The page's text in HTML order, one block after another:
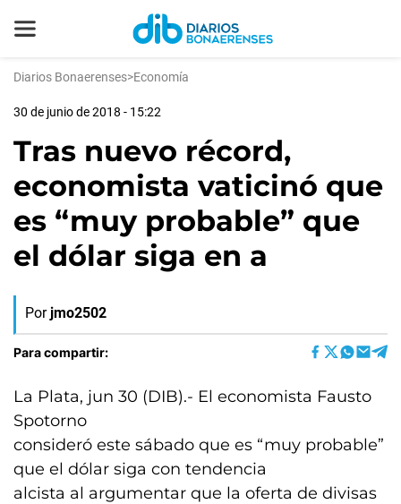
Diarios Bonaerenses>Economía
30 de junio de 2018 - 15:22
Tras nuevo récord,
economista vaticinó que
es “muy probable” que
el dólar siga en a
Por jmo2502
Para compartir:
La Plata, jun 30 (DIB).- El economista Fausto
Spotorno
consideró este sábado que es “muy probable”
que el dólar siga con tendencia
alcista al argumentar que la oferta de divisas